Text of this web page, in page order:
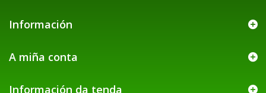
Información
A miña conta
Información da tenda